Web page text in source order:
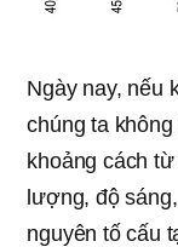
Ngày nay, nếu
chúng ta
khoảng cách
lượng, độ
nguyên tố cấu